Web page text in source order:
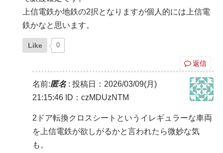
上信電鉄か地鉄の2択となりますが個人的には上信電
鉄かなと思います。
Like 0
返信
名前:匿名: 投稿日：2026/03/09(月)
21:15:46 ID：czMDUzNTM
2ドア転換クロスシートというイレギュラーな車両
を上信電鉄が欲しがるかと言われたら微妙な気
も。